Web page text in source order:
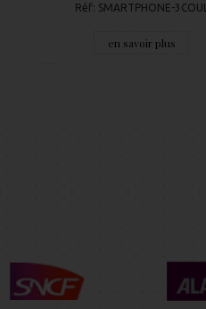
Réf: SMARTPHONE-3COUL
en savoir plus